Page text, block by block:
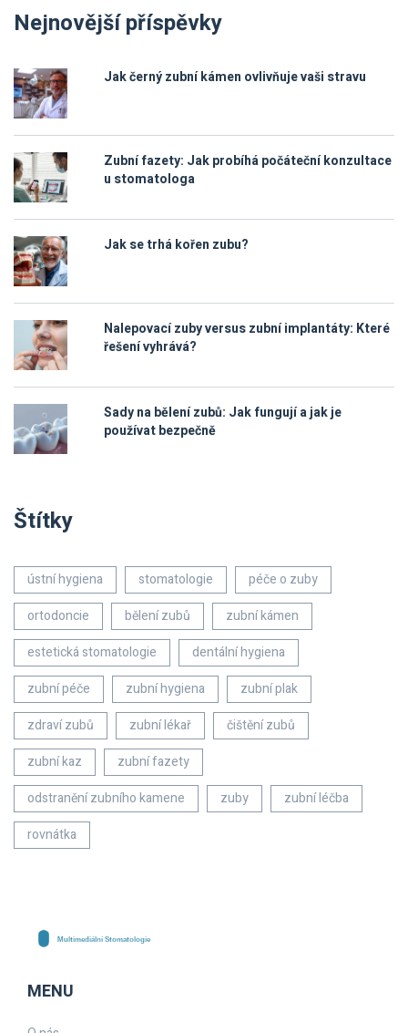
Nejnovější příspěvky
Jak černý zubní kámen ovlivňuje vaši stravu
Zubní fazety: Jak probíhá počáteční konzultace
u stomatologa
Jak se trhá kořen zubu?
Nalepovací zuby versus zubní implantáty: Které
řešení vyhrává?
Sady na bělení zubů: Jak fungují a jak je
používat bezpečně
Štítky
ústní hygiena stomatologie
péče o zuby
ortodoncie
bělení zubů
zubní kámen
estetická stomatologie
dentální hygiena
zubní péče
zubní hygiena
zubní plak
zdraví zubů
zubní lékař
čištění zubů
zubní kaz
zubní fazety
odstranění zubního kamene
zuby
zubní léčba
rovnátka
MENU